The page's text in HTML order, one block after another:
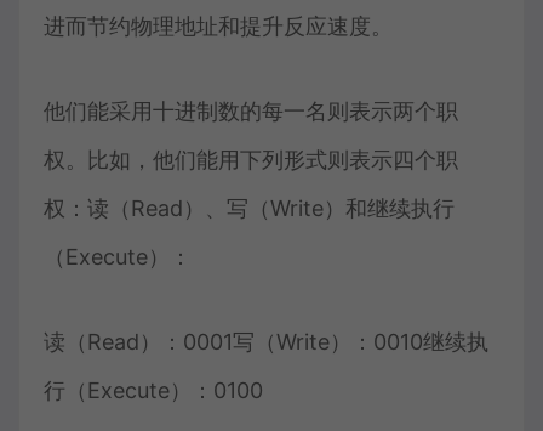
进而节约物理地址和提升反应速度。
他们能采用十进制数的每一名则表示两个职
权。比如，他们能用下列形式则表示四个职
权：读（Read）、写（Write）和继续执行
（Execute）：
读（Read）：0001写（Write）：0010继续执
行（Execute）：0100